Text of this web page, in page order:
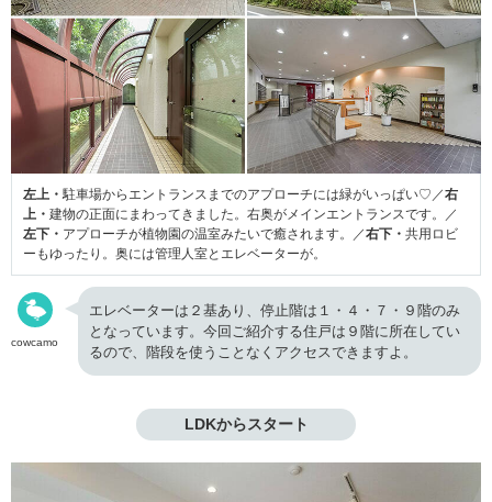
左上・ 駐車場からエントランスまでのアプローチには緑がいっぱい♡／右
上・ 建物の正面にまわってきました。右奥がメインエントランスです。／
左下・ アプローチが植物園の温室みたいで癒されます。／右下・ 共用ロビ
ーもゆったり。奥には管理人室とエレベーターが。
cowcamo
エレベーターは２基あり、停止階は１・４・７・９階のみ
となっています。今回ご紹介する住戸は９階に所在してい
るので、階段を使うことなくアクセスできますよ。
LDKからスタート